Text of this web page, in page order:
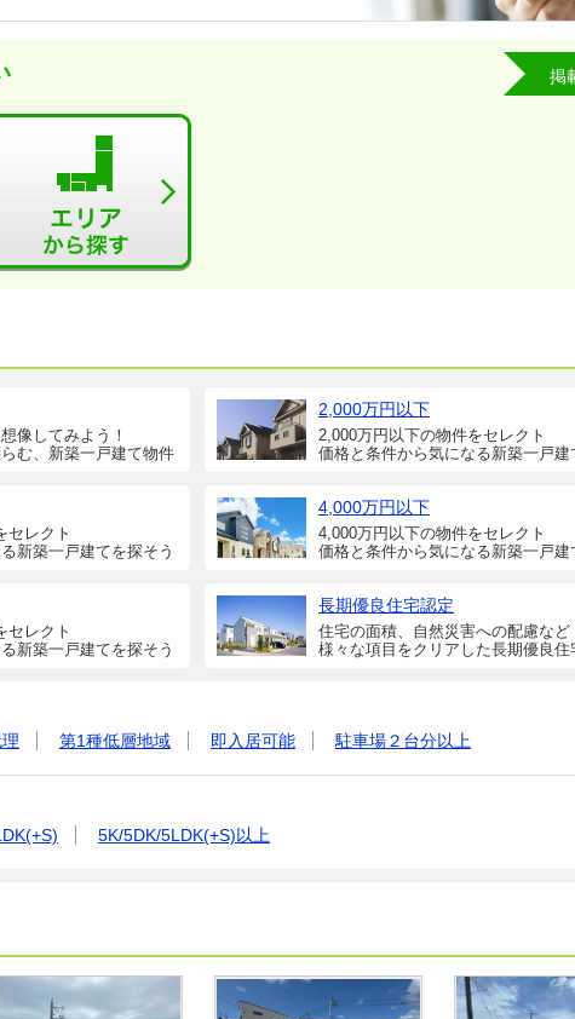
掲
像してみよう！
む、新築一戸建て物件
2,000万円以下
2,000万円以下の物件をセレクト
価格と条件から気になる新築一戸建
セレクト
新築一戸建てを探そう
4,000万円以下
4,000万円以下の物件をセレクト
価格と条件から気になる新築一戸建
セレクト
新築一戸建てを探そう
長期優良住宅認定
住宅の面積、自然災害への配慮など
様々な項目をクリアした長期優良住
第1種低層地域 即入居可能 駐車場２台分以上
5K/5DK/5LDK(+S)以上